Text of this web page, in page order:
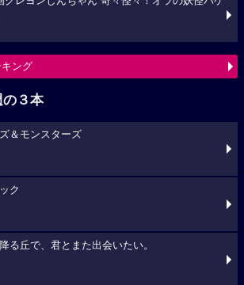
ング
３本
＆モンスターズ
ク
る丘で、君とまた出会いたい。